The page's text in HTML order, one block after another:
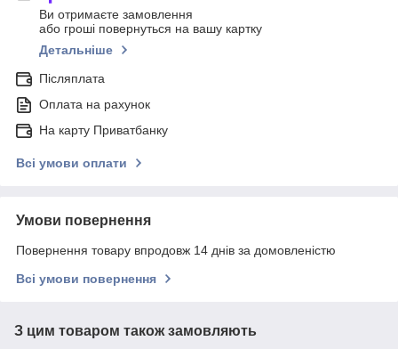
Ви отримаєте замовлення
або гроші повернуться на вашу картку
Детальніше
Післяплата
Оплата на рахунок
На карту Приватбанку
Всі умови оплати
Умови повернення
Повернення товару впродовж 14 днів за домовленістю
Всі умови повернення
З цим товаром також замовляють